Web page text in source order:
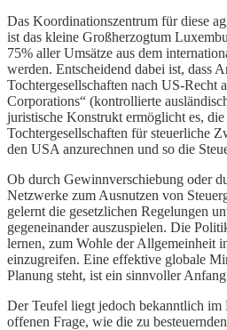
Das Koordinationszentrum für diese
ist das kleine Großherzogtum
75% aller Umsätze aus dem
werden. Entscheidend dabei ist, dass
Tochtergesellschaften nach US-Recht
Corporations“ (kontrollierte
juristische Konstrukt ermöglicht es,
Tochtergesellschaften für steuerliche
den USA anzurechnen und so die
Ob durch Gewinnverschiebung oder
Netzwerke zum Ausnutzen von
gelernt die gesetzlichen Regelungen
gegeneinander auszuspielen. Die
lernen, zum Wohle der Allgemeinheit
einzugreifen. Eine effektive globale
Planung steht, ist ein sinnvoller
Der Teufel liegt jedoch bekanntlich im
offenen Frage, wie die zu